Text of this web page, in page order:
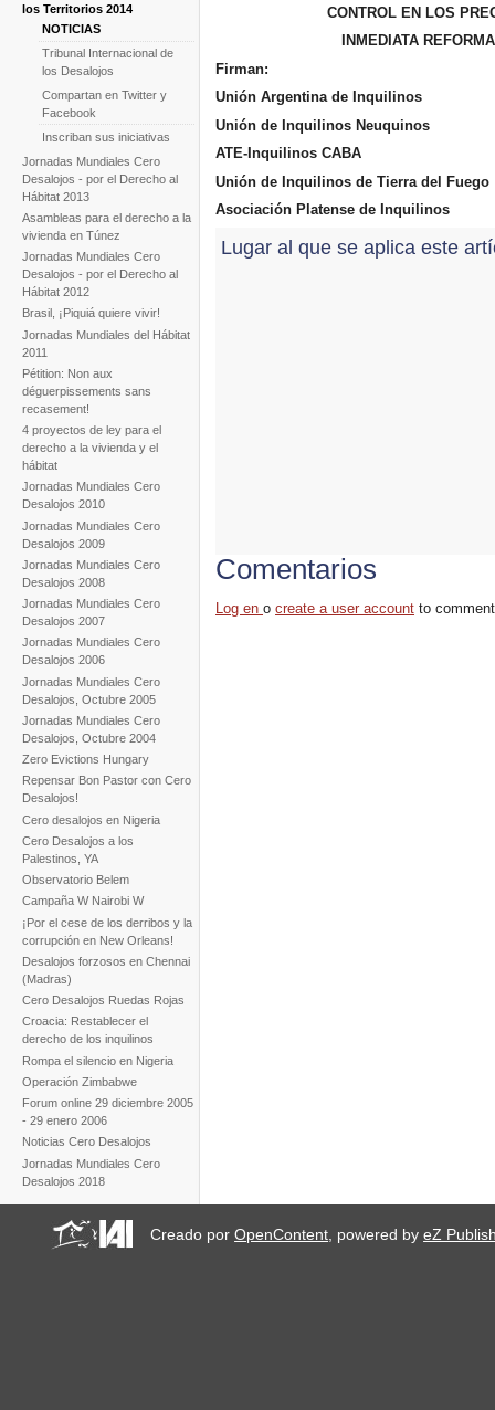
los Territorios 2014
NOTICIAS
Tribunal Internacional de
los Desalojos
Compartan en Twitter y
Facebook
Inscriban sus iniciativas
Jornadas Mundiales Cero
Desalojos - por el Derecho al
Hábitat 2013
Asambleas para el derecho a la
vivienda en Túnez
Jornadas Mundiales Cero
Desalojos - por el Derecho al
Hábitat 2012
Brasil, ¡Piquiá quiere vivir!
Jornadas Mundiales del Hábitat
2011
Pétition: Non aux
déguerpissements sans
recasement!
4 proyectos de ley para el
derecho a la vivienda y el
hábitat
Jornadas Mundiales Cero
Desalojos 2010
Jornadas Mundiales Cero
Desalojos 2009
Jornadas Mundiales Cero
Desalojos 2008
Jornadas Mundiales Cero
Desalojos 2007
Jornadas Mundiales Cero
Desalojos 2006
Jornadas Mundiales Cero
Desalojos, Octubre 2005
Jornadas Mundiales Cero
Desalojos, Octubre 2004
Zero Evictions Hungary
Repensar Bon Pastor con Cero
Desalojos!
Cero desalojos en Nigeria
Cero Desalojos a los
Palestinos, YA
Observatorio Belem
Campaña W Nairobi W
¡Por el cese de los derribos y la
corrupción en New Orleans!
Desalojos forzosos en Chennai
(Madras)
Cero Desalojos Ruedas Rojas
Croacia: Restablecer el
derecho de los inquilinos
Rompa el silencio en Nigeria
Operación Zimbabwe
Forum online 29 diciembre 2005
- 29 enero 2006
Noticias Cero Desalojos
Jornadas Mundiales Cero
Desalojos 2018
CONTROL EN LOS
INMEDIATA
Firman:
Unión Argentina de Inquilinos
Unión de Inquilinos Neuquinos
ATE-Inquilinos CABA
Unión de Inquilinos de Tierra del Fuego
Asociación Platense de Inquilinos
Lugar al que se aplica este
Comentarios
Log enocreate a user account to
Creado porOpenContent, powered byeZ